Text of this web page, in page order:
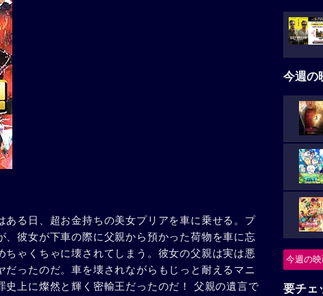
ある日、超お金持ちの美女プリアを車に乗せる。プ
、彼女が下車の際に父親から預かった荷物を車に忘
ちゃくちゃに壊されてしまう。彼女の父親は実は悪
ったのだ。車を壊されながらもじっと耐えるマニ
史上に燦然と輝く密輸王だったのだ！ 父親の遺言で
今週の
今週の
要チェ